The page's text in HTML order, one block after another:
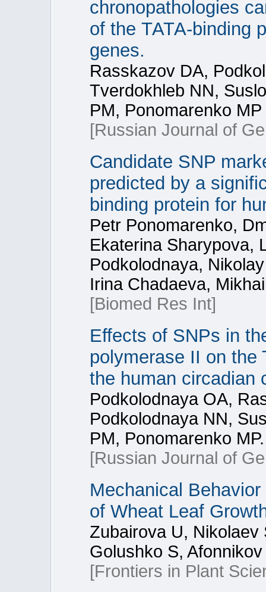
chronopathologies
of the ТАТА-binding
genes.
Rasskazov DA,
Tverdokhleb NN,
PM, Ponomarenko MP
[Russian Journal of
Candidate SNP
predicted by a
binding protein for
Petr Ponomarenko,
Ekaterina Sharypova,
Podkolodnaya,
Irina Chadaeva,
[Biomed Res Int]
Effects of SNPs in
polymerase II on the
the human circadian
Podkolodnaya OA,
Podkolodnaya NN,
PM, Ponomarenko MP.
[Russian Journal of
Mechanical
of Wheat Leaf
Zubairova U, Nikolaev
Golushko S,
[Frontiers in Plant